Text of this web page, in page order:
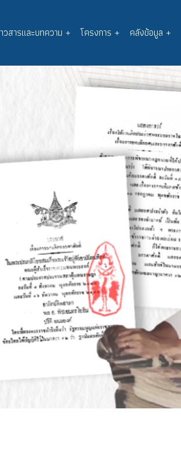
วสารและบทความ + โครงการ + คลังข้อมูล +